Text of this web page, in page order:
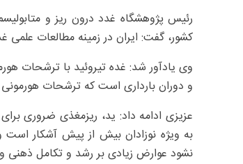
کشور، گفت: ایران در زمینه مطالعات علمی
وی یادآور شد: غده تیروئید با ترشحات
و دوران بارداری است که ترشحات هورمونی
عزیزی ادامه داد: ید، ریزمغذی ضروری
به ویژه نوزادان بیش از پیش آشکار
نشود عوارض زیادی بر رشد و تکامل ذهنی